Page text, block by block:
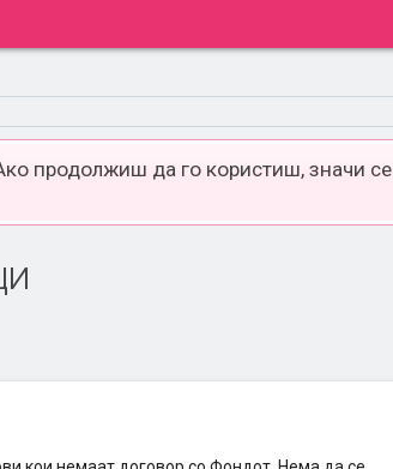
продолжиш да го користиш, значи се